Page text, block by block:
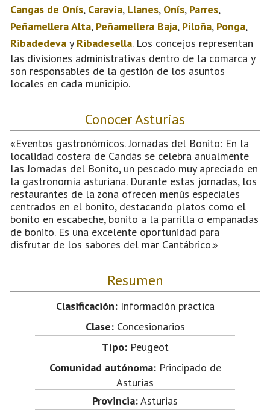
Cangas de Onís, Caravia, Llanes, Onís, Parres,
Peñamellera Alta, Peñamellera Baja, Piloña, Ponga,
Ribadedeva y Ribadesella. Los concejos representan
las divisiones administrativas dentro de la comarca y
son responsables de la gestión de los asuntos
locales en cada municipio.
Conocer Asturias
«Eventos gastronómicos. Jornadas del Bonito: En la
localidad costera de Candás se celebra anualmente
las Jornadas del Bonito, un pescado muy apreciado en
la gastronomía asturiana. Durante estas jornadas, los
restaurantes de la zona ofrecen menús especiales
centrados en el bonito, destacando platos como el
bonito en escabeche, bonito a la parrilla o empanadas
de bonito. Es una excelente oportunidad para
disfrutar de los sabores del mar Cantábrico.»
Resumen
Clasificación:Información práctica
Clase:Concesionarios
Tipo:Peugeot
Comunidad autónoma:Principado de
Asturias
Provincia:Asturias